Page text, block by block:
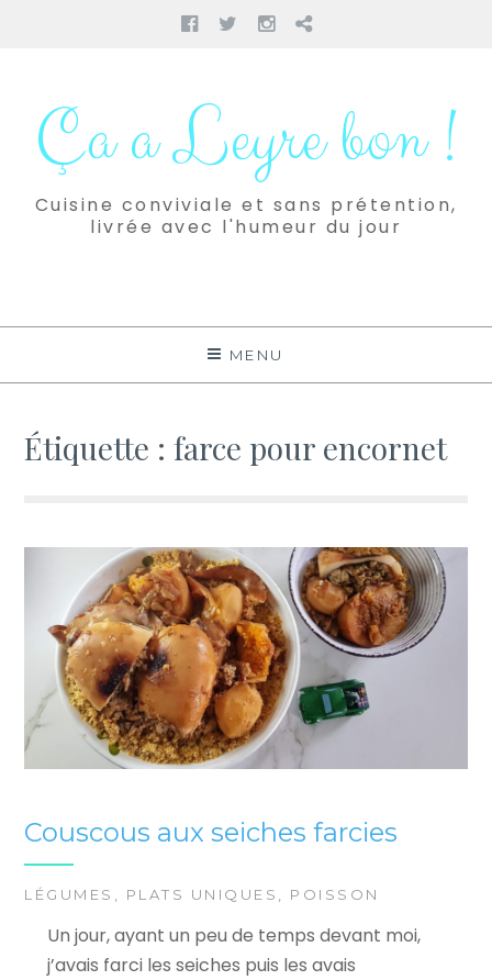
Facebook
TwitterInstagram
Pinterest
contenuÇa a Leyre bon !
Cuisine conviviale et sans prétention,
livrée avec l'humeur du jour
MENU
Étiquette :farce pour encornet
Couscous aux seiches farcies
LÉGUMES , PLATS UNIQUES , POISSON
Un jour, ayant un peu de temps devant moi,
j’avais farci les seiches puis les avais